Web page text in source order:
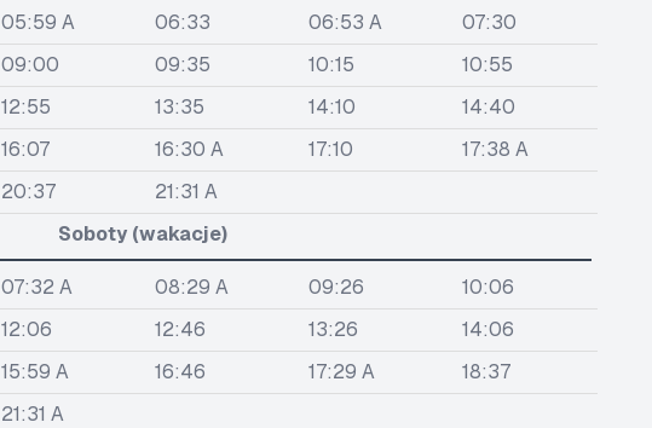
05:59 A 06:33 06:53 A
07:30
09:00 09:35 10:15
10:55
12:55 13:35 14:10
14:40
16:07 16:30 A 17:10
17:38 A
20:37
21:31 A
Soboty (wakacje)
07:32 A 08:29 A 09:26
10:06
12:06 12:46 13:26
14:06
15:59 A 16:46 17:29 A
18:37
21:31 A